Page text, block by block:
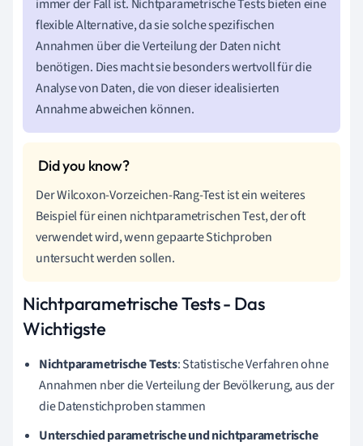
immer der Fall ist. Nichtparametrische Tests bieten eine
flexible Alternative, da sie solche spezifischen
Annahmen über die Verteilung der Daten nicht
benötigen. Dies macht sie besonders wertvoll für die
Analyse von Daten, die von dieser idealisierten
Annahme abweichen können.
Der Wilcoxon-Vorzeichen-Rang-Test ist ein weiteres
Beispiel für einen nichtparametrischen Test, der oft
verwendet wird, wenn gepaarte Stichproben
untersucht werden sollen.
Nichtparametrische Tests - Das
Wichtigste
Nichtparametrische Tests: Statistische Verfahren ohne
Annahmen nber die Verteilung der Bevölkerung, aus der
die Datenstichproben stammen
Unterschied parametrische und nichtparametrische